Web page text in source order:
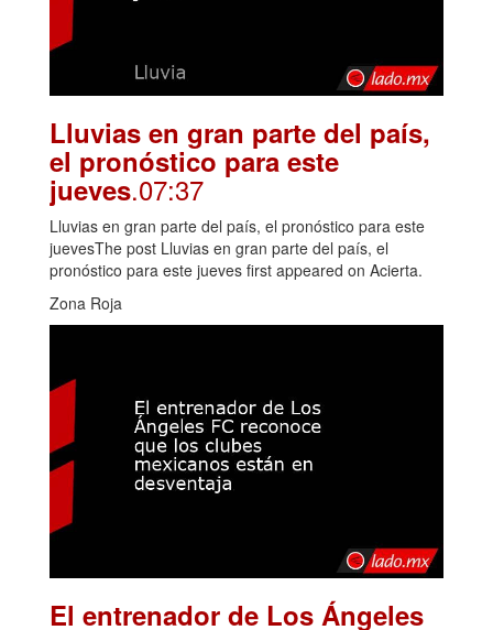
Lluvias en gran parte del país,
el pronóstico para este
jueves.07:37
Lluvias en gran parte del país, el pronóstico para este
juevesThe post Lluvias en gran parte del país, el
pronóstico para este jueves first appeared on Acierta.
Zona Roja
El entrenador de Los Ángeles